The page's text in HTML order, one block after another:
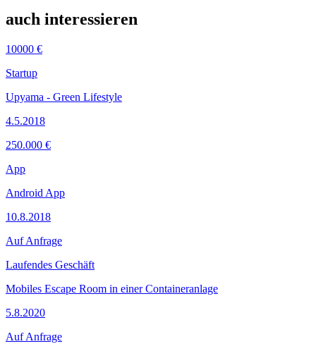
auch interessieren
10000 €
Startup
Upyama - Green Lifestyle
4.5.2018
250.000 €
App
Android App
10.8.2018
Auf Anfrage
Laufendes Geschäft
Mobiles Escape Room in einer Containeranlage
5.8.2020
Auf Anfrage